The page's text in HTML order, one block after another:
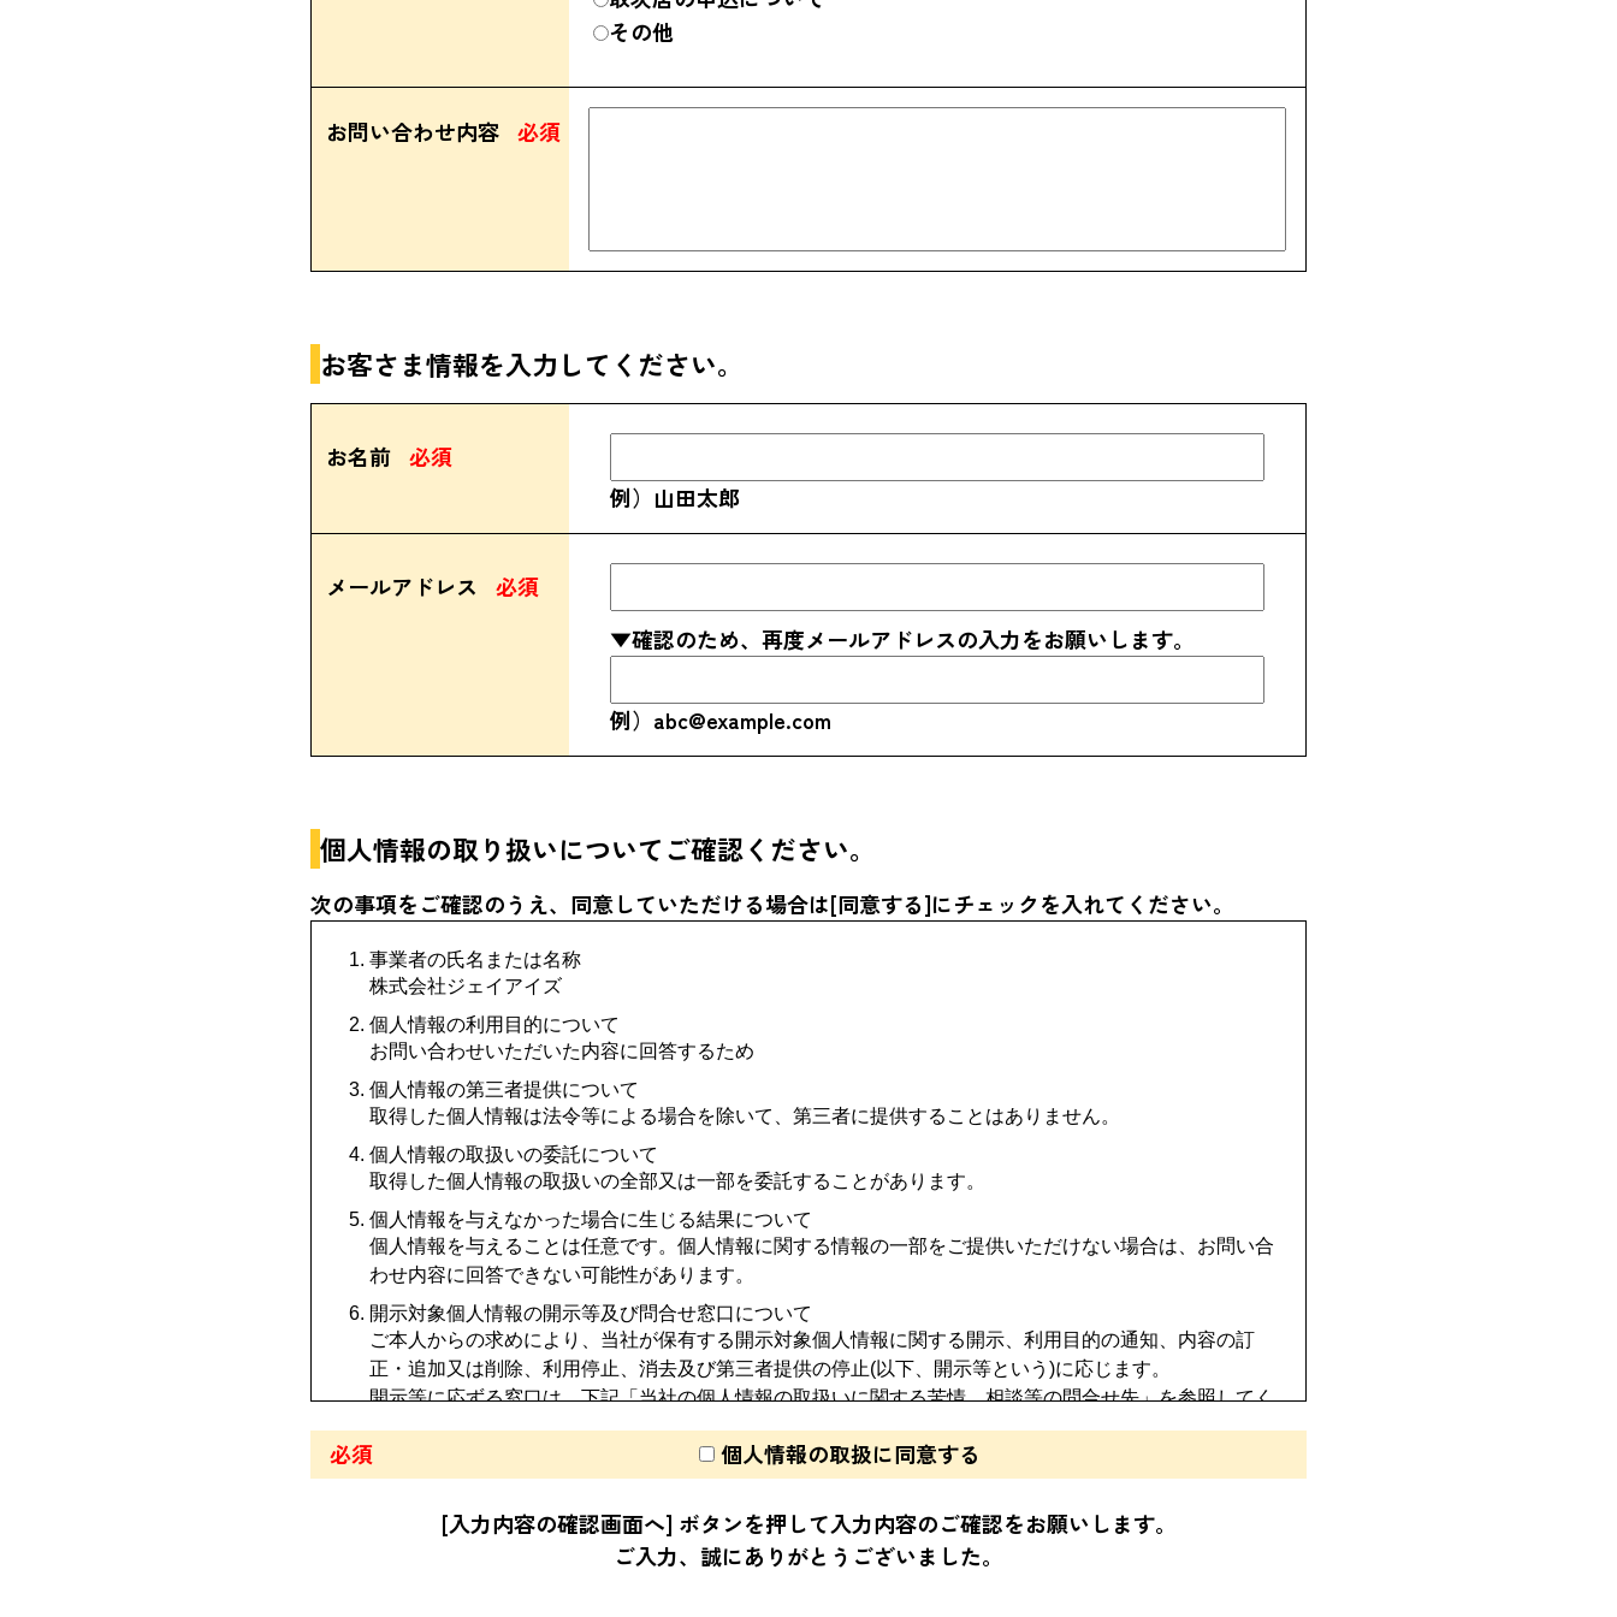
その他
お問い合わせ内容 必須
お客さま情報を入力してください。
お名前 必須
例）山田太郎
メールアドレス
必須
▼確認のため、再度メールアドレスの入力をお願いします。
例）abc@example.com
個人情報の取り扱いについてご確認ください。
次の事項をご確認のうえ、同意していただける場合は[同意する]にチェックを入れてください。
事業者の氏名または名称
株式会社ジェイアイズ
個人情報の利用目的について
お問い合わせいただいた内容に回答するため
個人情報の第三者提供について
取得した個人情報は法令等による場合を除いて、第三者に提供することはありません。
個人情報の取扱いの委託について
取得した個人情報の取扱いの全部又は一部を委託することがあります。
個人情報を与えなかった場合に生じる結果について
個人情報を与えることは任意です。個人情報に関する情報の一部をご提供いただけない場合は、お問い合
わせ内容に回答できない可能性があります。
開示対象個人情報の開示等及び問合せ窓口について
ご本人からの求めにより、当社が保有する開示対象個人情報に関する開示、利用目的の通知、内容の訂
正・追加又は削除、利用停止、消去及び第三者提供の停止(以下、開示等という)に応じます。
開示等に応ずる窓口は、下記「当社の個人情報の取扱いに関する苦情、相談等の問合せ先」を参照してく
ださい。
本人が容易に認識できない方法による個人情報の取得について
行っておりません
個人情報の安全管理措置について
必須 個人情報の取扱に同意する
[入力内容の確認画面へ] ボタンを押して入力内容のご確認をお願いします。
ご入力、誠にありがとうございました。